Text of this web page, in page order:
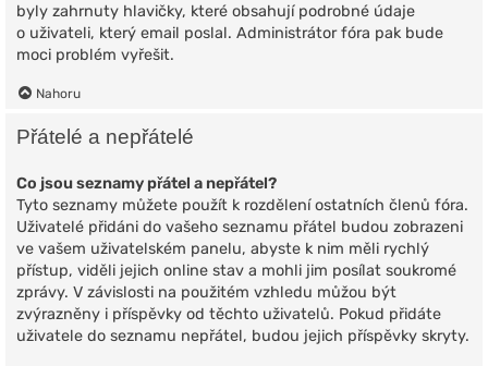
byly zahrnuty hlavičky, které obsahují podrobné údaje
o uživateli, který email poslal. Administrátor fóra pak bude
moci problém vyřešit.
Nahoru
Přátelé a nepřátelé
Co jsou seznamy přátel a nepřátel?
Tyto seznamy můžete použít k rozdělení ostatních členů fóra.
Uživatelé přidáni do vašeho seznamu přátel budou zobrazeni
ve vašem uživatelském panelu, abyste k nim měli rychlý
přístup, viděli jejich online stav a mohli jim posílat soukromé
zprávy. V závislosti na použitém vzhledu můžou být
zvýrazněny i příspěvky od těchto uživatelů. Pokud přidáte
uživatele do seznamu nepřátel, budou jejich příspěvky skryty.